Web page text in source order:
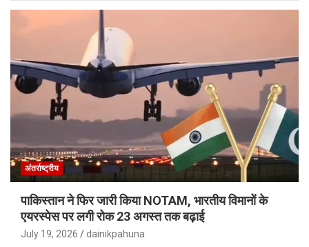
अंतर्राष्ट्रीय
पाकिस्तान ने फिर जारी किया NOTAM, भारतीय विमानों के
एयरस्पेस पर लगी रोक 23 अगस्त तक बढ़ाई
July 19, 2026 dainikpahuna